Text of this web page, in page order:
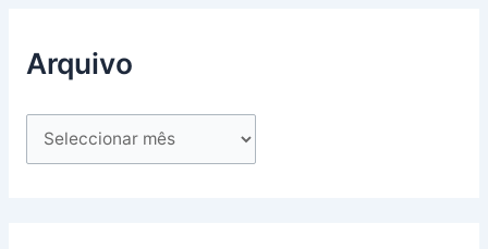
Arquivo